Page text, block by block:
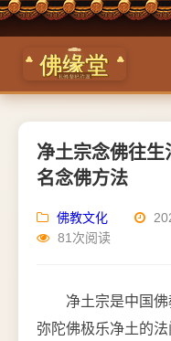
净土宗念佛往
名念佛方法
佛教文化
81次阅读
净土宗是中国
弥陀佛极乐净土的